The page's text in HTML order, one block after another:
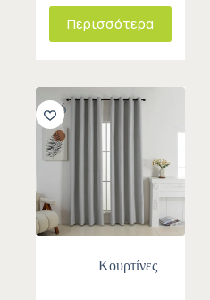
Περισσότερα
-10%
Κουρτίνες